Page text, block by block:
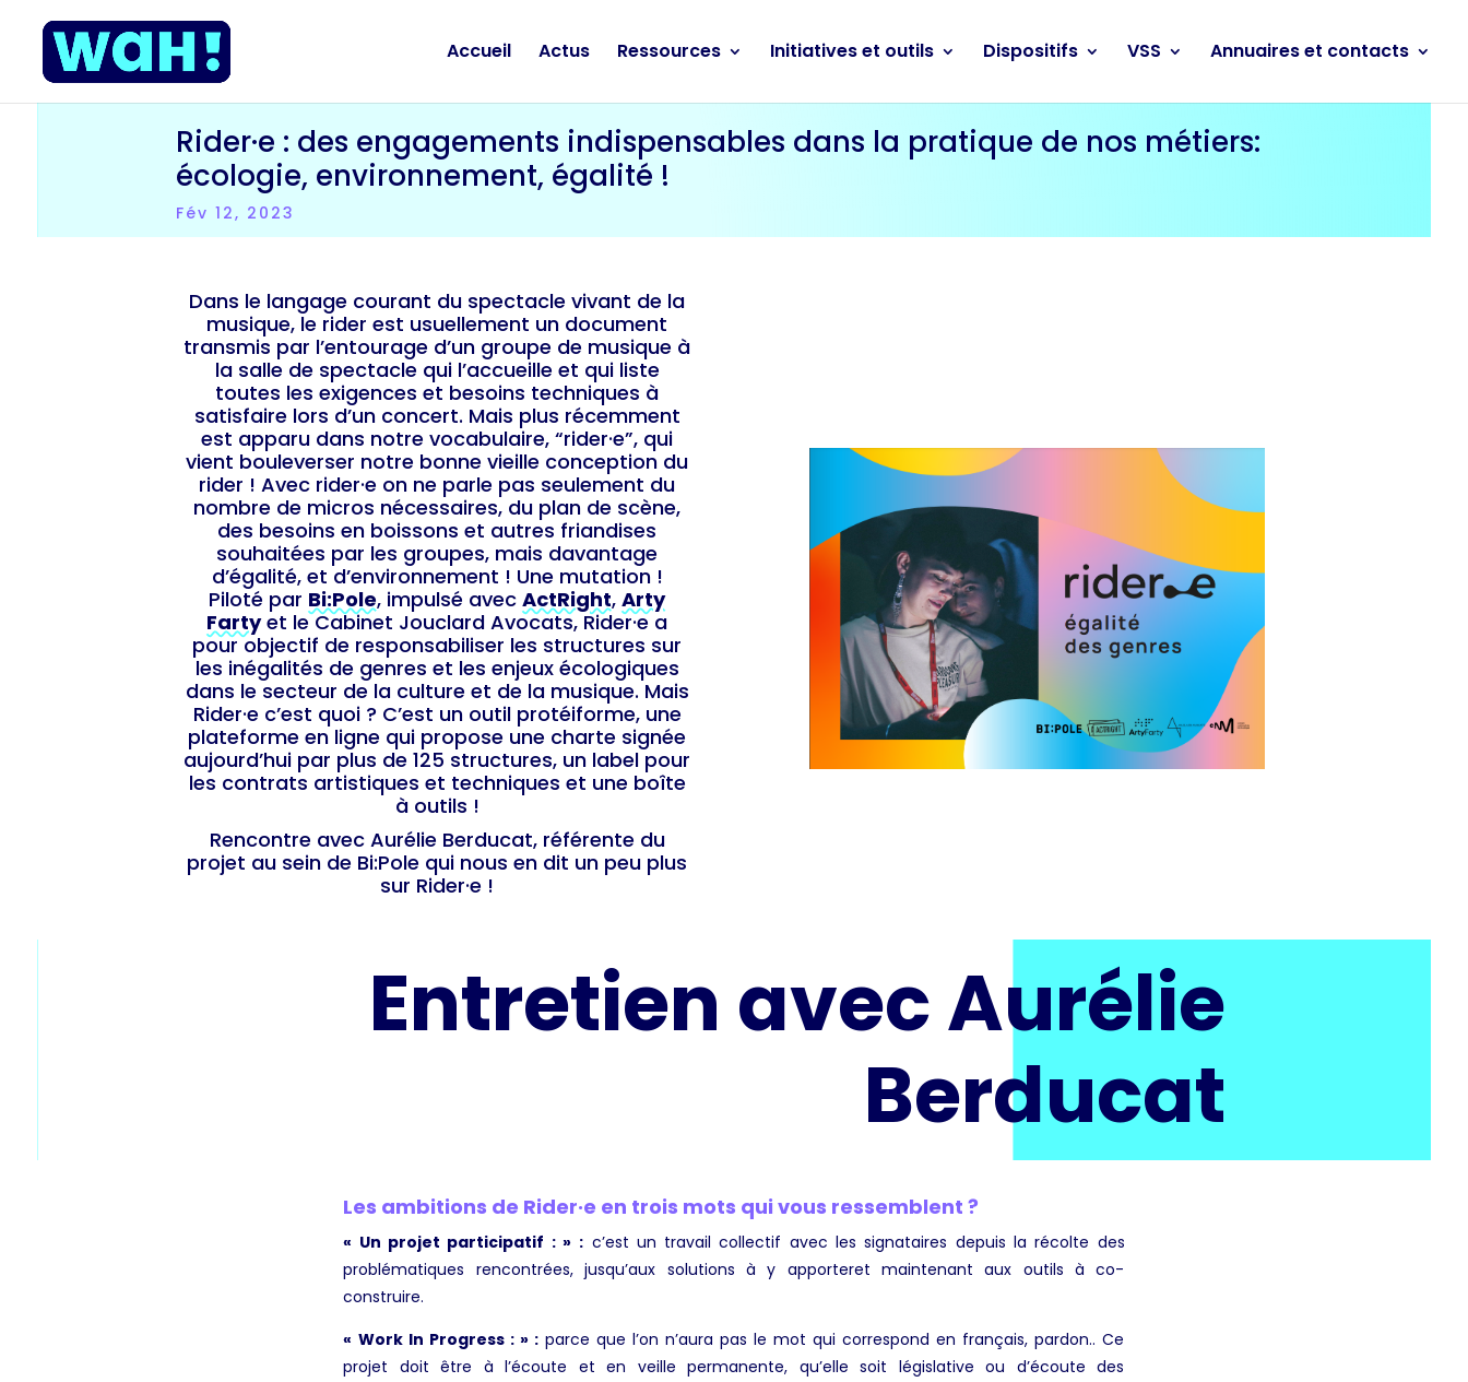
Accueil Actus Ressources Initiatives et outils Dispositifs VSS Annuaires et contacts
Rider·e : des engagements indispensables dans la pratique de nos métiers:
écologie, environnement, égalité !
Fév 12, 2023
Dans le langage courant du spectacle vivant de la
musique, le rider est usuellement un document
transmis par l’entourage d’un groupe de musique à
la salle de spectacle qui l’accueille et qui liste
toutes les exigences et besoins techniques à
satisfaire lors d’un concert. Mais plus récemment
est apparu dans notre vocabulaire, “rider·e”, qui
vient bouleverser notre bonne vieille conception du
rider ! Avec rider·e on ne parle pas seulement du
nombre de micros nécessaires, du plan de scène,
des besoins en boissons et autres friandises
souhaitées par les groupes, mais davantage
d’égalité, et d’environnement ! Une mutation !
Piloté par Bi:Pole, impulsé avecActRight,Arty
Fartyet le Cabinet Jouclard Avocats, Rider·e a
pour objectif de responsabiliser les structures sur
les inégalités de genres et les enjeux écologiques
dans le secteur de la culture et de la musique. Mais
Rider·e c’est quoi ? C’est un outil protéiforme, une
plateforme en ligne qui propose une charte signée
aujourd’hui par plus de 125 structures, un label pour
les contrats artistiques et techniques et une boîte
à outils !
Rencontre avec Aurélie Berducat, référente du
projet au sein de Bi:Pole qui nous en dit un peu plus
sur Rider·e !
Entretien avec Aurélie
Berducat
Les ambitions de Rider·e en trois mots qui vous ressemblent ?
« Un projet participatif : » : c’est un travail collectif avec les signataires depuis la récolte des
problématiques rencontrées, jusqu’aux solutions à y apporteret maintenant aux outils à co-
construire.
« Work In Progress : » :parce que l’on n’aura pas le mot qui correspond en français, pardon.. Ce
projet doit être à l’écoute et en veille permanente, qu’elle soit législative ou d’écoute des